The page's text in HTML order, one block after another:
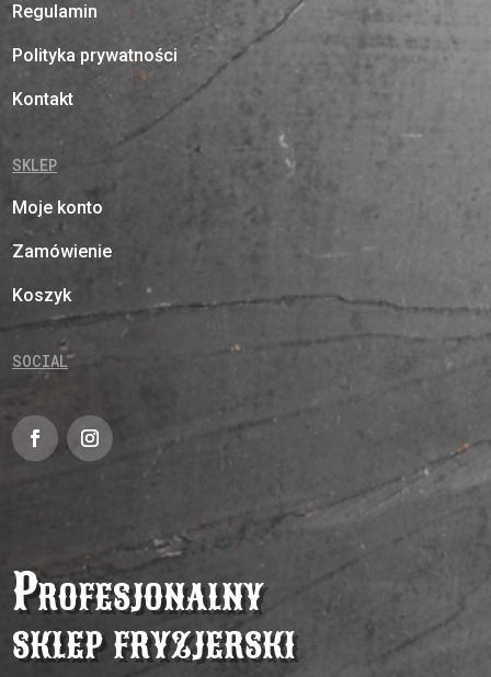
Regulamin
Polityka prywatności
Kontakt
SKLEP
Moje konto
Zamówienie
Koszyk
SOCIAL
Profesjonalny
sklep fryzjerski